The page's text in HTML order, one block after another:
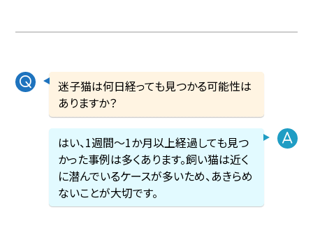
迷子猫は何日経っても見つかる可能性は
ありますか？
はい、1週間〜1か月以上経過しても見つ
かった事例は多くあります。飼い猫は近く
に潜んでいるケースが多いため、あきらめ
ないことが大切です。